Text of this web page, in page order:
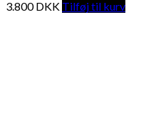
3.800DKK Tilføj til kurv